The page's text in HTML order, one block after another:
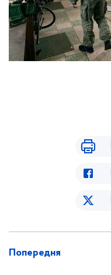
Попередня